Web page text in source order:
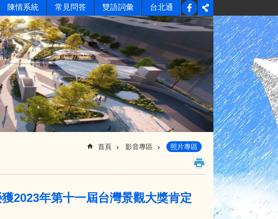
陳情系統 常見問答 雙語詞彙 台北通
首頁 影音專區 照片專區
2023年第十一屆台灣景觀大獎肯定